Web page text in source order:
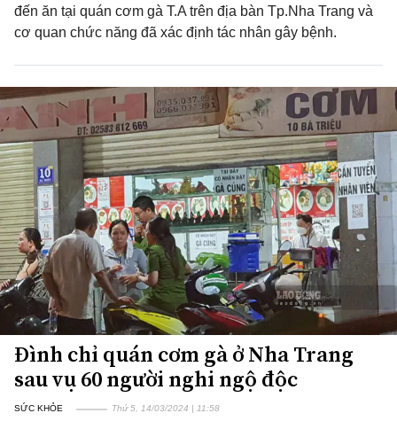
đến ăn tại quán cơm gà T.A trên địa bàn Tp.Nha Trang và
cơ quan chức năng đã xác định tác nhân gây bệnh.
Đình chỉ quán cơm gà ở Nha Trang
sau vụ 60 người nghi ngộ độc
SỨC KHỎE Thứ 5, 14/03/2024 | 11:58